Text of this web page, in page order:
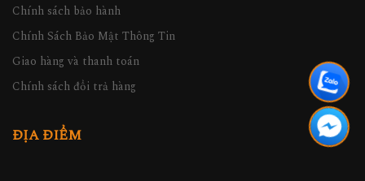
Chính sách bảo hành
Chính Sách Bảo Mật Thông Tin
Giao hàng và thanh toán
Chính sách đổi trả hàng
ĐỊA ĐIỂM